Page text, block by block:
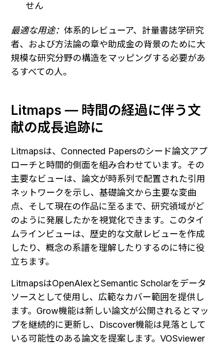
せん
最適な用途： 体系的レビューア、計量書誌学研究
者、および方法論の章や助成金の背景のために大
規模な研究分野の構造をマッピングする必要があ
るすべての人。
Litmaps — 時間の経過に伴う文
献の成長追跡に
Litmapsは、Connected Papersのシード論文アプ
ローチと時間的側面を組み合わせています。その
主要なビューは、論文が時系列で配置された引用
ネットワークを示し、基礎論文から主要な変曲
点、そして現在の作品に至るまで、研究領域がど
のように発展したかを視覚化できます。このタイ
ムラインビューは、歴史的な文献レビューを作成
したり、概念の系譜を理解したりするのに特に役
立ちます。
LitmapsはOpenAlexとSemantic Scholarをデータ
ソースとして使用し、広範なカバー範囲を提供し
ます。Grow機能は新しい論文が公開されるとマッ
プを継続的に更新し、Discover機能は見落として
いる可能性のある論文を提案します。VOSviewer